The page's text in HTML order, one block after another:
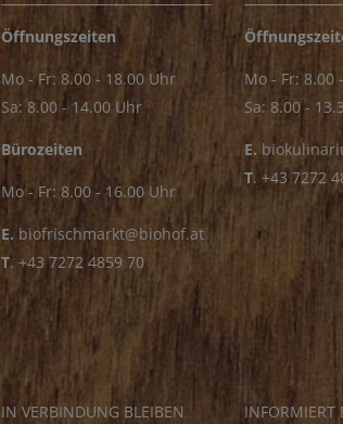
Öffnungszeiten
Mo - Fr: 8.00 - 18.00 Uhr
Sa: 8.00 - 14.00 Uhr
Bürozeiten
Mo - Fr: 8.00 - 16.00 Uhr
E. biofrischmarkt@biohof.at
T. +43 7272 4859 70
Mo - Fr: 8.00
Sa: 8.00 -
E.
T. +43 7272
IN VERBINDUNG BLEIBEN INFORMIERT